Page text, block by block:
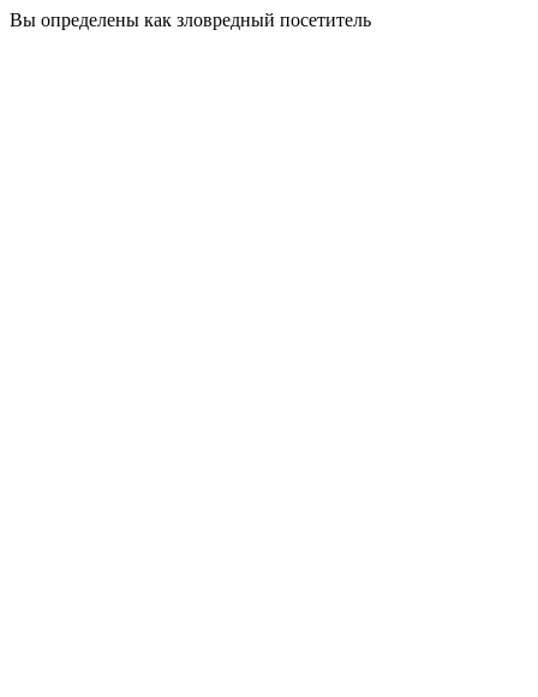
Вы определены как зловредный посетитель